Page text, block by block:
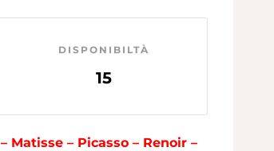
DISPONIBILTÀ
15
Matisse – Picasso – Renoir –